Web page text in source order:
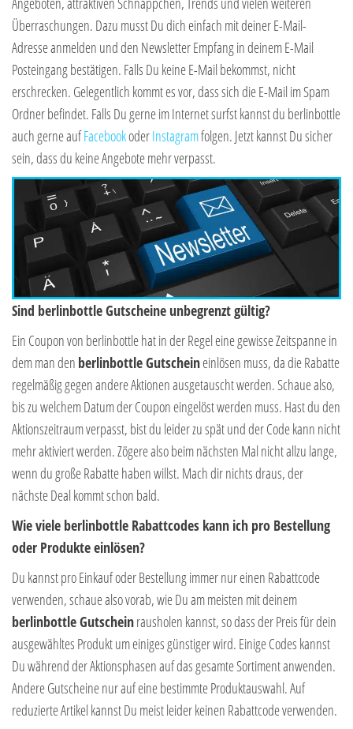
Überraschungen. Dazu musst Du dich einfach mit deiner E-Mail-
Adresse anmelden und den Newsletter Empfang in deinem E-Mail
Posteingang bestätigen. Falls Du keine E-Mail bekommst, nicht
erschrecken. Gelegentlich kommt es vor, dass sich die E-Mail im Spam
Ordner befindet. Falls Du gerne im Internet surfst kannst du berlinbottle
auch gerne aufFacebookoderInstagramfolgen. Jetzt kannst Du sicher
sein, dass du keine Angebote mehr verpasst.
Sind berlinbottle Gutscheine unbegrenzt gültig?
Ein Coupon von berlinbottle hat in der Regel eine gewisse Zeitspanne in
dem man den berlinbottle Gutscheineinlösen muss, da die Rabatte
regelmäßig gegen andere Aktionen ausgetauscht werden. Schaue also,
bis zu welchem Datum der Coupon eingelöst werden muss. Hast du den
Aktionszeitraum verpasst, bist du leider zu spät und der Code kann nicht
mehr aktiviert werden. Zögere also beim nächsten Mal nicht allzu lange,
wenn du große Rabatte haben willst. Mach dir nichts draus, der
nächste Deal kommt schon bald.
Wie viele berlinbottle Rabattcodes kann ich pro Bestellung
oder Produkte einlösen?
Du kannst pro Einkauf oder Bestellung immer nur einen Rabattcode
verwenden, schaue also vorab, wie Du am meisten mit deinem
berlinbottle Gutscheinrausholen kannst, so dass der Preis für dein
ausgewähltes Produkt um einiges günstiger wird. Einige Codes kannst
Du während der Aktionsphasen auf das gesamte Sortiment anwenden.
Andere Gutscheine nur auf eine bestimmte Produktauswahl. Auf
reduzierte Artikel kannst Du meist leider keinen Rabattcode verwenden.